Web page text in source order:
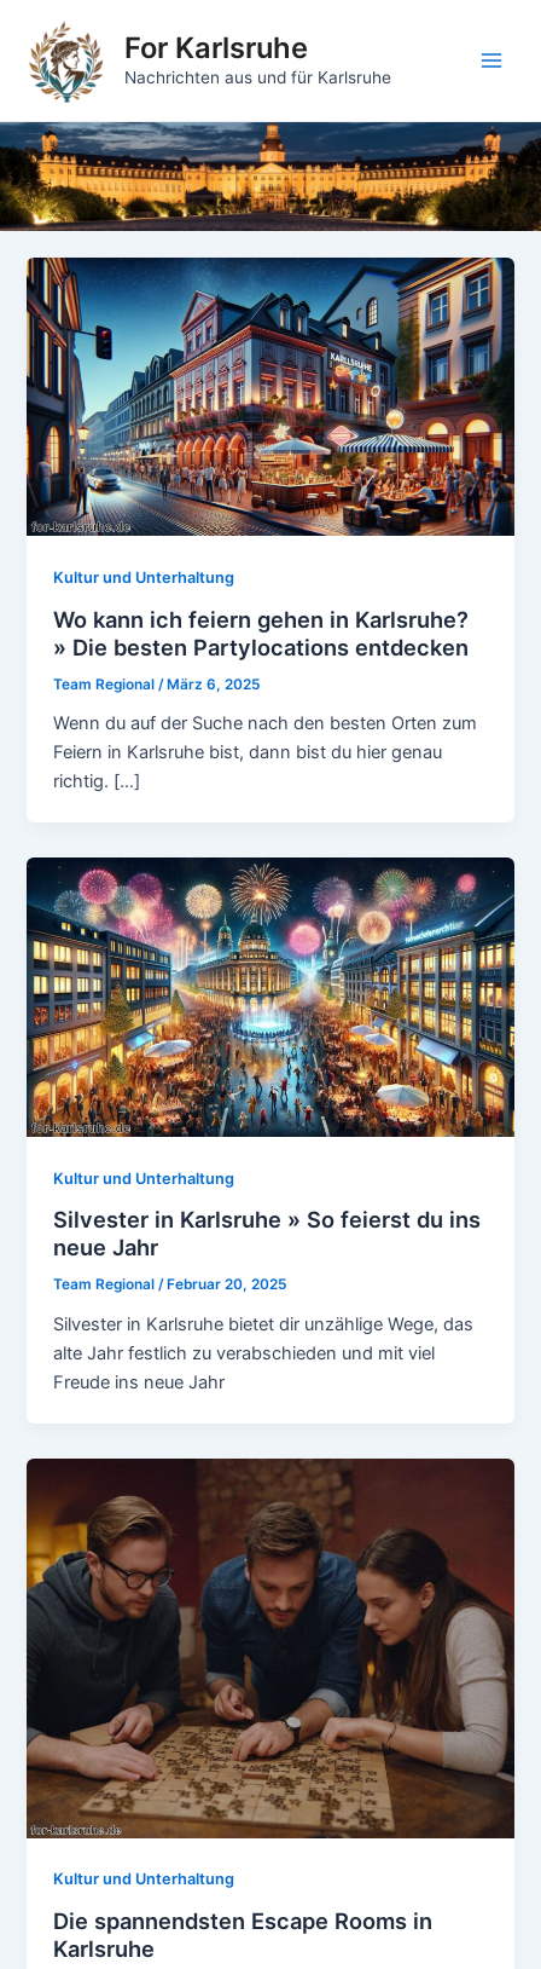
Inhalt
springen
For Karlsruhe
Nachrichten aus und für Karlsruhe
Kultur und Unterhaltung
Wo kann ich feiern gehen in Karlsruhe?
» Die besten Partylocations entdecken
Team Regional /März 6, 2025
Wenn du auf der Suche nach den besten Orten zum
Feiern in Karlsruhe bist, dann bist du hier genau
richtig. […]
Kultur und Unterhaltung
Silvester in Karlsruhe » So feierst du ins
neue Jahr
Team Regional/ Februar 20, 2025
Silvester in Karlsruhe bietet dir unzählige Wege, das
alte Jahr festlich zu verabschieden und mit viel
Freude ins neue Jahr
Kultur und Unterhaltung
Die spannendsten Escape Rooms in
Karlsruhe